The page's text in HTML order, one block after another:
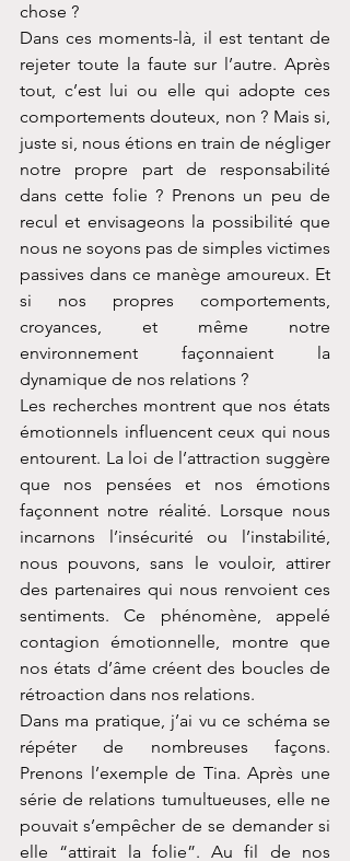
chose ?
Dans ces moments-là, il est tentant de
rejeter toute la faute sur l’autre. Après
tout, c’est lui ou elle qui adopte ces
comportements douteux, non ? Mais si,
juste si, nous étions en train de négliger
notre propre part de responsabilité
dans cette folie ? Prenons un peu de
recul et envisageons la possibilité que
nous ne soyons pas de simples victimes
passives dans ce manège amoureux. Et
si nos propres comportements,
croyances, et même notre
environnement façonnaient la
dynamique de nos relations ?
Les recherches montrent que nos états
émotionnels influencent ceux qui nous
entourent. La loi de l’attraction suggère
que nos pensées et nos émotions
façonnent notre réalité. Lorsque nous
incarnons l’insécurité ou l’instabilité,
nous pouvons, sans le vouloir, attirer
des partenaires qui nous renvoient ces
sentiments. Ce phénomène, appelé
contagion émotionnelle, montre que
nos états d’âme créent des boucles de
rétroaction dans nos relations.
Dans ma pratique, j’ai vu ce schéma se
répéter de nombreuses façons.
Prenons l’exemple de Tina. Après une
série de relations tumultueuses, elle ne
pouvait s’empêcher de se demander si
elle “attirait la folie”. Au fil de nos